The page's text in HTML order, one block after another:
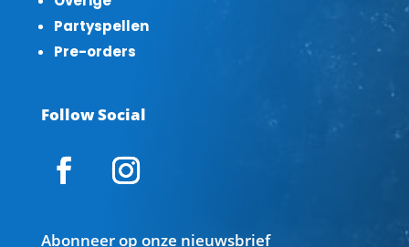
Partyspellen
Pre-orders
Follow Social
Abonneer op onze nieuwsbrief